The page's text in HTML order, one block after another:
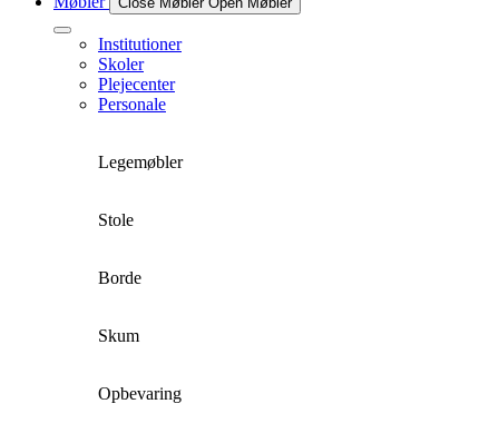
Institutioner
Skoler
Plejecenter
Personale
Legemøbler
Stole
Borde
Skum
Opbevaring